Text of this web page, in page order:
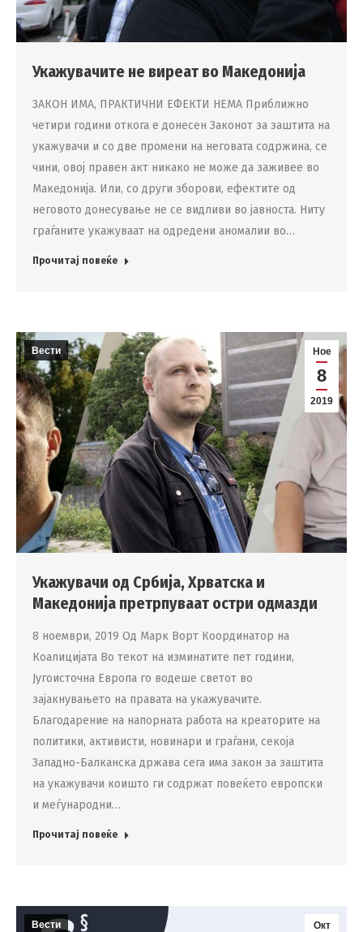
Укажувачите не виреат во Македонија
ЗАКОН ИМА, ПРАКТИЧНИ ЕФЕКТИ НЕМА Приближно
четири години откога е донесен Законот за заштита на
укажувачи и со две промени на неговата содржина, се
чини, овој правен акт никако не може да заживее во
Македонија. Или, со други зборови, ефектите од
неговото донесување не се видливи во јавноста. Ниту
граѓаните укажуваат на одредени аномалии во…
Прочитај повеќе
Ное
8
2019
Вести
Укажувачи од Србија, Хрватска и
Македонија претрпуваат остри одмазди
8 ноември, 2019 Од Марк Ворт Координатор на
Коалицијата Во текот на изминатите пет години,
Југоисточна Европа го водеше светот во
зајакнувањето на правата на укажувачите.
Благодарение на напорната работа на креаторите на
политики, активисти, новинари и граѓани, секоја
Западно-Балканска држава сега има закон за заштита
на укажувачи коишто ги содржат повеќето европски
и меѓународни…
Прочитај повеќе
Окт
Вести